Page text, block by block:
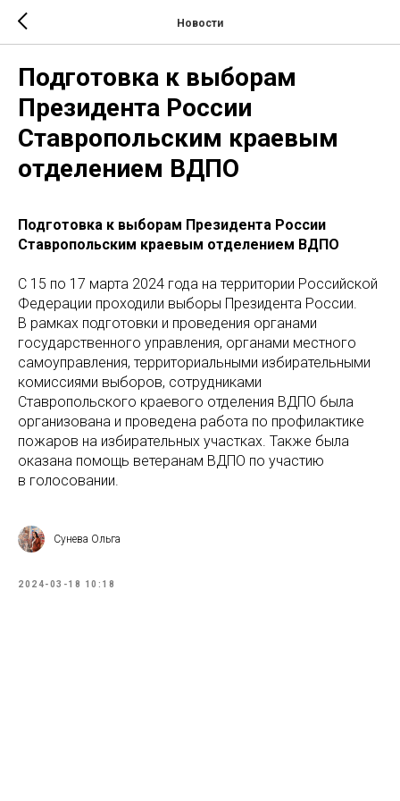
Новости
Подготовка к выборам
Президента России
Ставропольским краевым
отделением ВДПО
Подготовка к выборам Президента России
Ставропольским краевым отделением ВДПО
С 15 по 17 марта 2024 года на территории Российской
Федерации проходили выборы Президента России.
В рамках подготовки и проведения органами
государственного управления, органами местного
самоуправления, территориальными избирательными
комиссиями выборов, сотрудниками
Ставропольского краевого отделения ВДПО была
организована и проведена работа по профилактике
пожаров на избирательных участках. Также была
оказана помощь ветеранам ВДПО по участию
в голосовании.
Сунева Ольга
2024-03-18 10:18